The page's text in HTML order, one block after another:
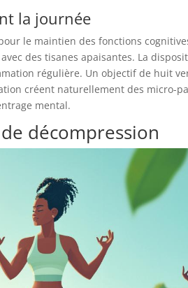
la journée
le maintien des fonctions
des tisanes apaisantes. La
régulière. Un objectif de huit
créent naturellement des micro-
mental.
décompression